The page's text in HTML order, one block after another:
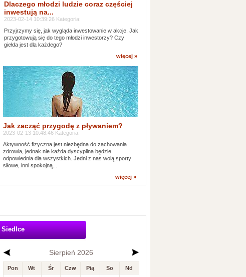
Dlaczego młodzi ludzie coraz częściej
inwestują na...
2023-02-14 10:39:26 Kategoria:
Przyjrzymy się, jak wygląda inwestowanie w akcje. Jak
przygotowują się do tego młodzi inwestorzy? Czy
giełda jest dla każdego?
więcej »
Jak zacząć przygodę z pływaniem?
2023-02-13 10:48:46 Kategoria:
Aktywność fizyczna jest niezbędna do zachowania
zdrowia, jednak nie każda dyscyplina będzie
odpowiednia dla wszystkich. Jedni z nas wolą sporty
siłowe, inni spokojną...
więcej »
Siedlce
Sierpień 2026
Pon Wt Śr Czw Pią So Nd